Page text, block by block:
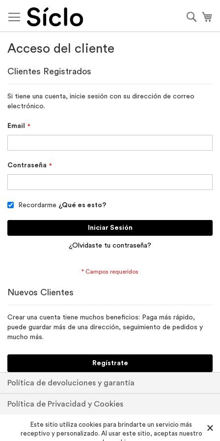
Este sitio utiliza cookies para brindarte un servicio más
receptivo y personalizado. Al usar este sitio, aceptas nuestro
×
al
contenido
Acceso del cliente
Clientes Registrados
Si tiene una cuenta, inicie sesión con su dirección de correo
electrónico.
Email
Contraseña
Recordarme ¿Qué es esto?
Iniciar Sesión
¿Olvidaste tu contraseña?
Nuevos Clientes
Crear una cuenta tiene muchos beneficios: Paga más rápido,
puede guardar más de una dirección, seguimiento de pedidos y
mucho más.
Regístrate
Política de devoluciones y garantía
Política de Privacidad y Cookies
Pedidos y devoluciones